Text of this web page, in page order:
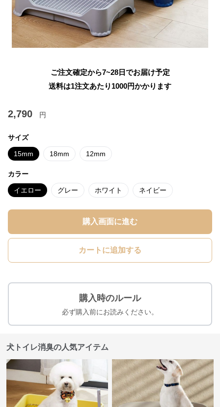
ご注文確定から7~28日でお届け予定
送料は1注文あたり 1000円かかります
2,790 円
サイズ
15mm 18mm 12mm
カラー
イエロー グレー ホワイト ネイビー
購入画面に進む
カートに追加する
購入時のルール
必ず購入前にお読みください。
犬トイレ消臭の人気アイテム